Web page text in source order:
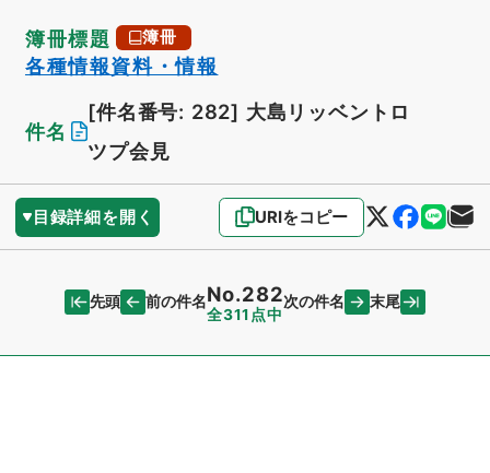
簿冊標題 簿冊
各種情報資料・情報
件名
[件名番号: 282] 大島リッベントロ
ツプ会見
目録詳細を開く URIをコピー
先頭 前の件名No.282
全311点中
次の件名 末尾